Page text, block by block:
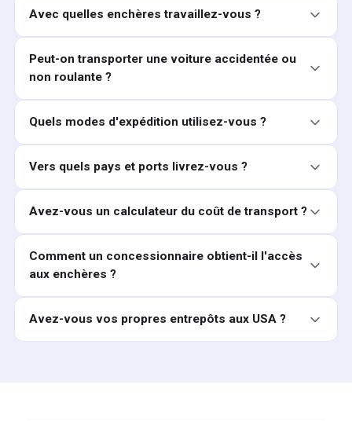
Avec quelles enchères travaillez-vous ?
Peut-on transporter une voiture accidentée ou
non roulante ?
Quels modes d'expédition utilisez-vous ?
Vers quels pays et ports livrez-vous ?
Avez-vous un calculateur du coût de transport ?
Comment un concessionnaire obtient-il l'accès
aux enchères ?
Avez-vous vos propres entrepôts aux USA ?